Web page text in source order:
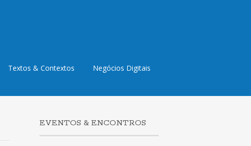
Textos & Contextos Negócios Digitais
EVENTOS & ENCONTROS